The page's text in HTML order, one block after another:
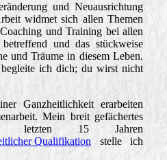
und Neuausrichtung
widmet sich allen Themen
und Training bei allen
und das stückweise
und Träume in diesem Leben.
ich dich; du wirst nicht
Ganzheitlichkeit erarbeiten
Mein breit gefächertes
letzten 15 Jahren
Qualifikationstelle ich